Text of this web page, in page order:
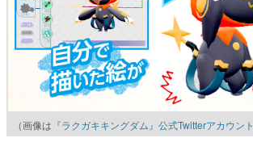
（画像は 『ラクガキキングダム』公式Twitterアカウント